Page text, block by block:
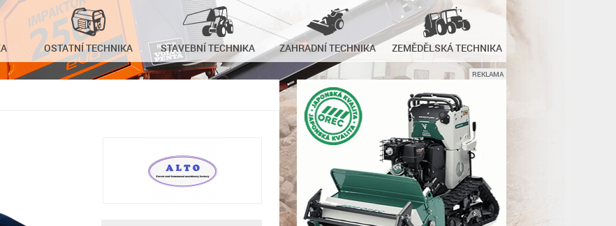
OSTATNÍ TECHNIKA STAVEBNÍ TECHNIKA ZAHRADNÍ TECHNIKA ZEMĚDĚLSKÁ TECHNIKA
REKLAMA